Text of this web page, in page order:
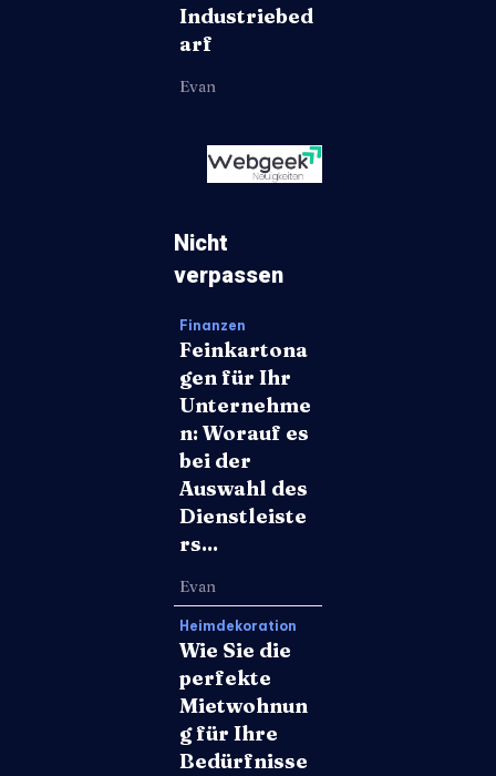
Industriebed
arf
Evan
Nicht
verpassen
Finanzen
Feinkartona
gen für Ihr
Unternehme
n: Worauf es
bei der
Auswahl des
Dienstleiste
rs...
Evan
Heimdekoration
Wie Sie die
perfekte
Mietwohnun
g für Ihre
Bedürfnisse